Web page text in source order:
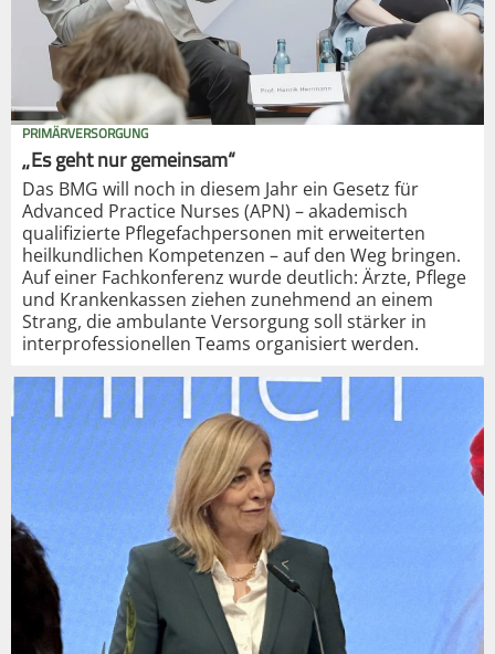
PRIMÄRVERSORGUNG
„Es geht nur gemeinsam“
Das BMG will noch in diesem Jahr ein Gesetz für
Advanced Practice Nurses (APN) – akademisch
qualifizierte Pflegefachpersonen mit erweiterten
heilkundlichen Kompetenzen – auf den Weg bringen.
Auf einer Fachkonferenz wurde deutlich: Ärzte, Pflege
und Krankenkassen ziehen zunehmend an einem
Strang, die ambulante Versorgung soll stärker in
interprofessionellen Teams organisiert werden.